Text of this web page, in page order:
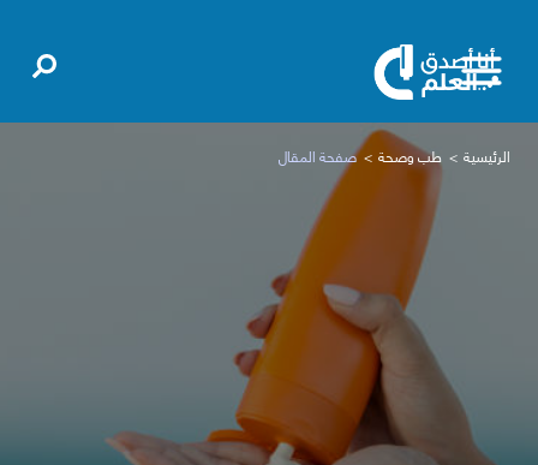
الرئيسية طب وصحة صفحة المقال